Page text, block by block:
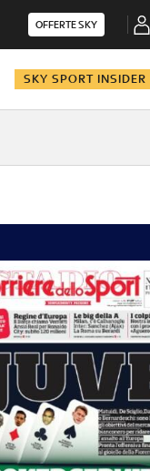
OFFERTE SKY
SKY SPORT INSIDER